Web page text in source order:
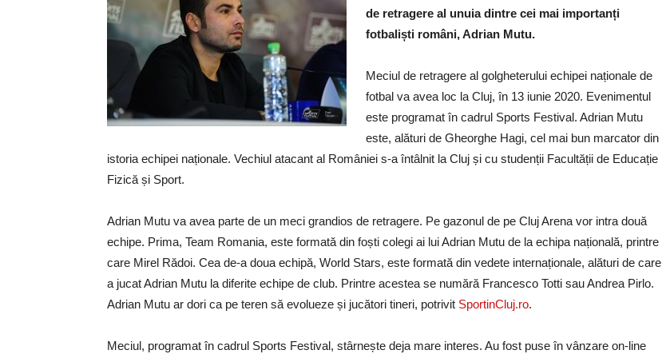
de retragere al unuia dintre cei mai importanți
fotbaliști români, Adrian Mutu.
Meciul de retragere al golgheterului echipei naționale de
fotbal va avea loc la Cluj, în 13 iunie 2020. Evenimentul
este programat în cadrul Sports Festival. Adrian Mutu
este, alături de Gheorghe Hagi, cel mai bun marcator din
istoria echipei naționale. Vechiul atacant al României s-a întâlnit la Cluj și cu studenții Facultății de Educație
Fizică și Sport.
Adrian Mutu va avea parte de un meci grandios de retragere. Pe gazonul de pe Cluj Arena vor intra două
echipe. Prima, Team Romania, este formată din foști colegi ai lui Adrian Mutu de la echipa națională, printre
care Mirel Rădoi. Cea de-a doua echipă, World Stars, este formată din vedete internaționale, alături de care
a jucat Adrian Mutu la diferite echipe de club. Printre acestea se numără Francesco Totti sau Andrea Pirlo.
Adrian Mutu ar dori ca pe teren să evolueze și jucători tineri, potrivit SportinCluj.ro.
Meciul, programat în cadrul Sports Festival, stârnește deja mare interes. Au fost puse în vânzare on-line